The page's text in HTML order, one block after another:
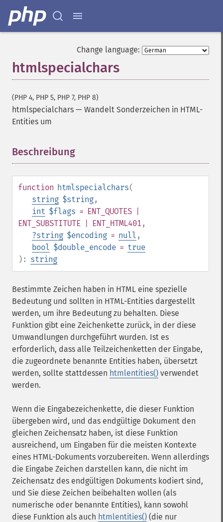
Change language:
htmlspecialchars
(PHP 4, PHP 5, PHP 7, PHP 8)
htmlspecialchars — Wandelt Sonderzeichen in HTML-
Entities um
Beschreibung
function htmlspecialchars(
string $string,
int $flags = ENT_QUOTES |
ENT_SUBSTITUTE | ENT_HTML401,
?string $encoding = null ,
bool $double_encode = true
): string
Bestimmte Zeichen haben in HTML eine spezielle
Bedeutung und sollten in HTML-Entities dargestellt
werden, um ihre Bedeutung zu behalten. Diese
Funktion gibt eine Zeichenkette zurück, in der diese
Umwandlungen durchgeführt wurden. Ist es
erforderlich, dass alle Teilzeichenketten der Eingabe,
die zugeordnete benannte Entities haben, übersetzt
werden, sollte stattdessen htmlentities() verwendet
werden.
Wenn die Eingabezeichenkette, die dieser Funktion
übergeben wird, und das endgültige Dokument den
gleichen Zeichensatz haben, ist diese Funktion
ausreichend, um Eingaben für die meisten Kontexte
eines HTML-Dokuments vorzubereiten. Wenn allerdings
die Eingabe Zeichen darstellen kann, die nicht im
Zeichensatz des endgültigen Dokuments kodiert sind,
und Sie diese Zeichen beibehalten wollen (als
numerische oder benannte Entities), kann sowohl
diese Funktion als auch htmlentities() (die nur